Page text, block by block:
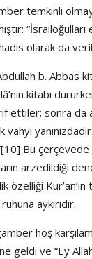
temkinli
olarak da
b. Abbas
kitabı
ettiler; sonra da
vahyi
Bu çerçevede
arzedildiği
Kur’an’ın
aykırıdır.
hoş
geldi ve “Ey